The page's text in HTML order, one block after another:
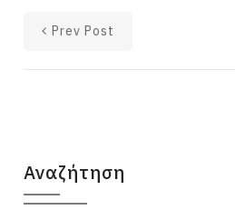
Prev Post
Αναζήτηση